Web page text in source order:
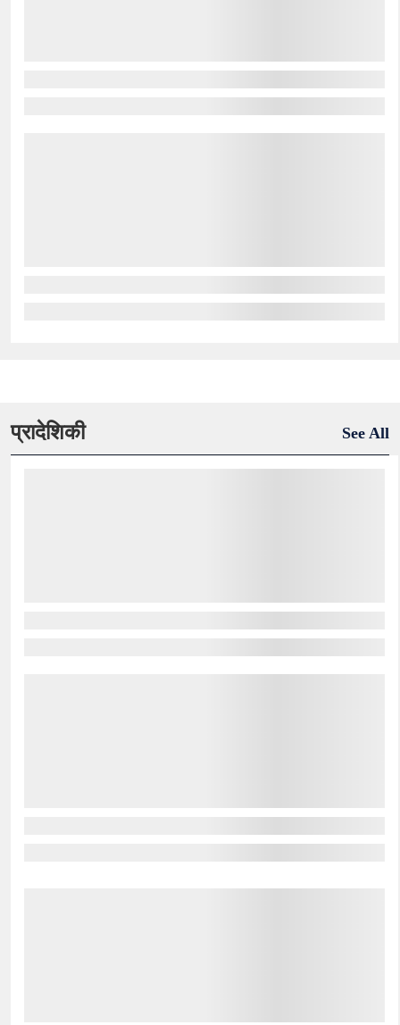
प्रादेशिकी See All